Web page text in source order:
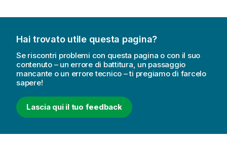
Hai trovato utile questa pagina?
Se riscontri problemi con questa pagina o con il suo
contenuto – un errore di battitura, un passaggio
mancante o un errore tecnico – ti pregiamo di farcelo
sapere!
Lascia qui il tuo feedback